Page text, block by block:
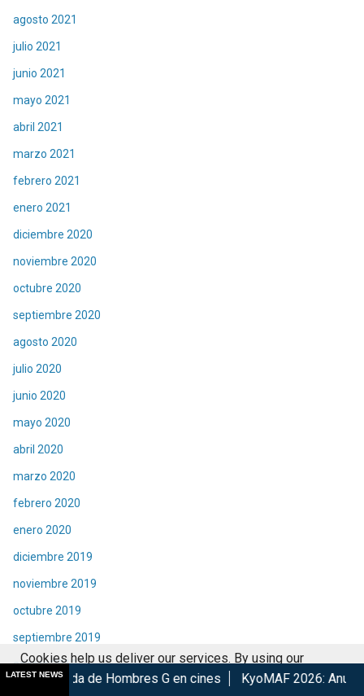
agosto 2021
julio 2021
junio 2021
mayo 2021
abril 2021
marzo 2021
febrero 2021
enero 2021
diciembre 2020
noviembre 2020
octubre 2020
septiembre 2020
agosto 2020
julio 2020
junio 2020
mayo 2020
abril 2020
marzo 2020
febrero 2020
enero 2020
diciembre 2019
noviembre 2019
octubre 2019
septiembre 2019
agosto 2019
LATEST NEWSG en cines KyoMAF 2026: Anuncian
Cookies help us deliver our services. By using our
services, you agree to our use of cookies.
Got it